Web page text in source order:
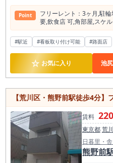
Point
フリーレント：3ヶ⽉,駐
要,飲⾷店 可,⾓部屋,スケ
部分にトイレあり,エレベ
#駅近 #看板取り付け可能 #路面店
☆ お気に入り 池
賃料
東京都荒
日暮里・
熊野前